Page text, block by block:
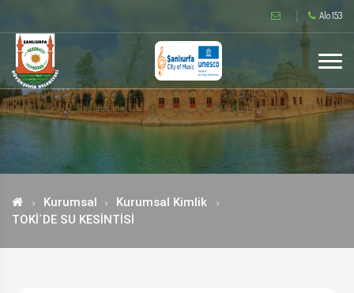
Alo 153
Kurumsal
Kurumsal Kimlik
TOKİ´DE SU KESİNTİSİ